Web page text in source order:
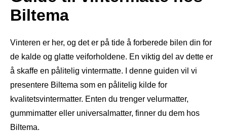
Biltema
Vinteren er her, og det er på tide å forberede bilen din for
de kalde og glatte veiforholdene. En viktig del av dette er
å skaffe en pålitelig vintermatte. I denne guiden vil vi
presentere Biltema som en pålitelig kilde for
kvalitetsvintermatter. Enten du trenger velurmatter,
gummimatter eller universalmatter, finner du dem hos
Biltema.